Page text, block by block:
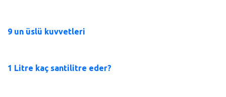
9 un üslü kuvvetleri
1 Litre kaç santilitre eder?